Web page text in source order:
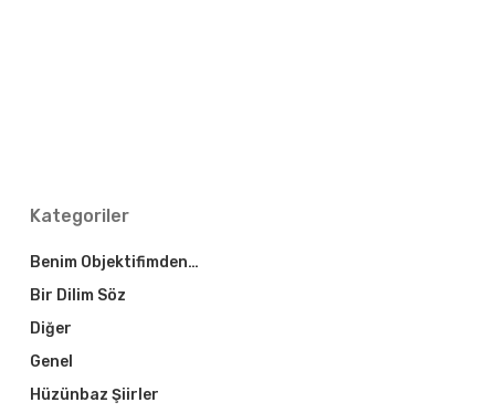
Kategoriler
Benim Objektifimden…
Bir Dilim Söz
Diğer
Genel
Hüzünbaz Şiirler